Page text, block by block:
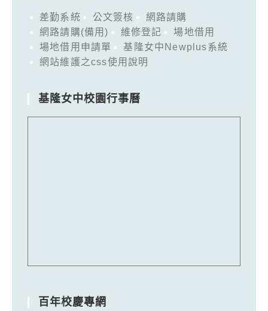
差勤系統 公文簽核
網路請購
網路請購(備用)
維修登記
場地借用
場地借用申請單
基隆女中Newplus系統
網站維護之css使用說明
基隆女中校園行事曆
百年校慶專網